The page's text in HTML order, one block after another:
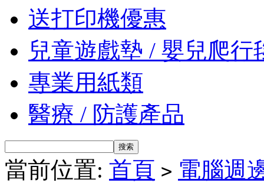
送打印機優惠
兒童遊戲墊 / 嬰兒爬行
專業用紙類
醫療 / 防護產品
當前位置: 首頁 > 電腦週